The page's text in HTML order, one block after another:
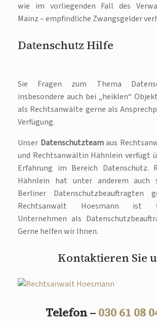
wie im vorliegenden Fall des
Mainz – empfindliche Zwangsgelder
Datenschutz Hilfe
Sie Fragen zum Thema
insbesondere auch bei „heiklen“
als Rechtsanwälte gerne als
Verfügung.
Unser Datenschutzteamaus
und Rechtsanwältin Hähnlein verfügt
Erfahrung im Bereich Datenschutz.
Hähnlein hat unter anderem auch
Berliner Datenschutzbeauftragten
Rechtsanwalt Hoesmann ist
Unternehmen als
Gerne helfen wir Ihnen.
Kontaktieren Sie
Telefon – 030 61 08